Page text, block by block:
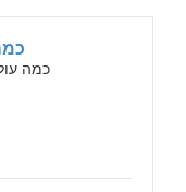
כמה